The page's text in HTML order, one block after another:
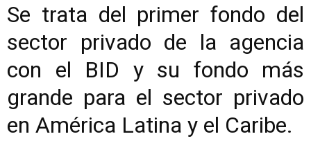
Se trata del primer fondo del
sector privado de la agencia
con el BID y su fondo más
grande para el sector privado
en América Latina y el Caribe.